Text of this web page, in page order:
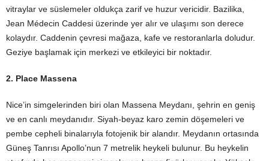
vitraylar ve süslemeler oldukça zarif ve huzur vericidir. Bazilika,
Jean Médecin Caddesi üzerinde yer alır ve ulaşımı son derece
kolaydır. Caddenin çevresi mağaza, kafe ve restoranlarla doludur.
Geziye başlamak için merkezi ve etkileyici bir noktadır.
2. Place Massena
Nice’in simgelerinden biri olan Massena Meydanı, şehrin en geniş
ve en canlı meydanıdır. Siyah-beyaz karo zemin döşemeleri ve
pembe cepheli binalarıyla fotojenik bir alandır. Meydanın ortasında
Güneş Tanrısı Apollo’nun 7 metrelik heykeli bulunur. Bu heykelin